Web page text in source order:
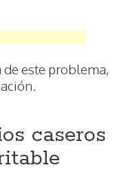
de este problema,
caseros